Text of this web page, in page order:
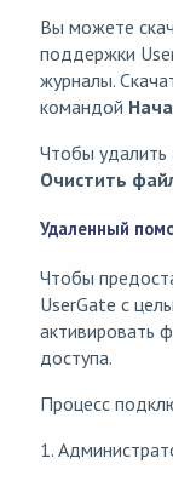
Вы можете
поддержки
журналы.
командой
Чтобы удалить
Очистить
Удаленный
Чтобы
UserGate с
активировать
доступа.
Процесс
1.